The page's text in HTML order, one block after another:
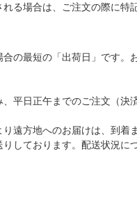
る場合は、ご注文の際に特
の最短の「出荷日」です。
平日正午までのご注文（
遠方地へのお届けは、到着
しております。配送状況